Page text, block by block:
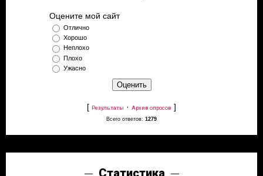
Оцените мой сайт
Отлично
Хорошо
Неплохо
Плохо
Ужасно
[ Результаты · Архив опросов ]
Всего ответов: 1279
Статистика